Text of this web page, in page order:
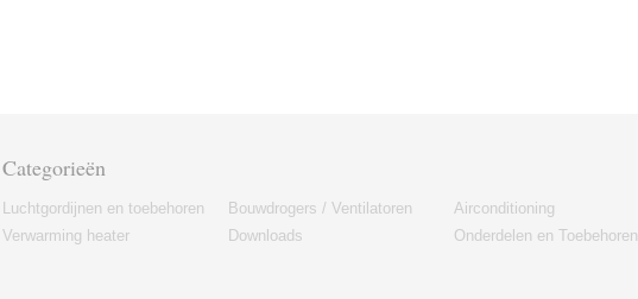
Categorieën
Luchtgordijnen en toebehoren
Verwarming heater
Bouwdrogers / Ventilatoren
Downloads
Airconditioning
Onderdelen en Toebehoren